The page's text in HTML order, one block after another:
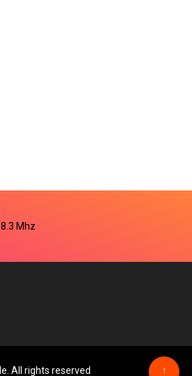
All rights reserved ↑